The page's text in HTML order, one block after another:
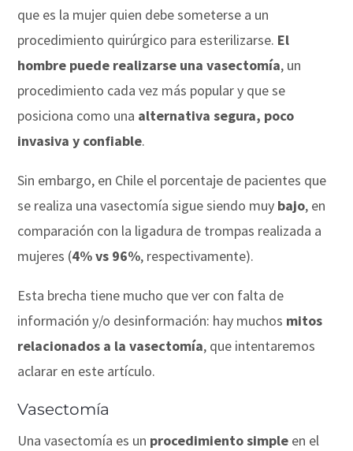
que es la mujer quien debe someterse a un
procedimiento quirúrgico para esterilizarse. El
hombre puede realizarse una vasectomía, un
procedimiento cada vez más popular y que se
posiciona como una alternativa segura, poco
invasiva y confiable.
Sin embargo, en Chile el porcentaje de pacientes que
se realiza una vasectomía sigue siendo muy bajo, en
comparación con la ligadura de trompas realizada a
mujeres (4% vs 96%, respectivamente).
Esta brecha tiene mucho que ver con falta de
información y/o desinformación: hay muchos mitos
relacionados a la vasectomía, que intentaremos
aclarar en este artículo.
Vasectomía
Una vasectomía es un procedimiento simple en el